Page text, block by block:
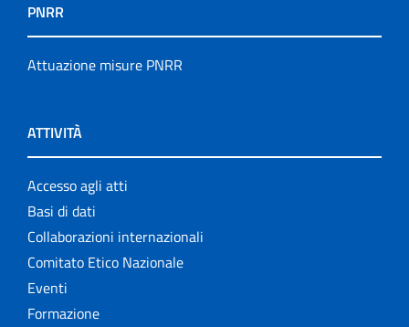
PNRR
Attuazione misure PNRR
ATTIVITÀ
Accesso agli atti
Basi di dati
Collaborazioni internazionali
Comitato Etico Nazionale
Eventi
Formazione